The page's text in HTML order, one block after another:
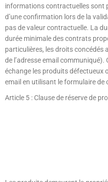
informations contractuelles sont
d’une confirmation lors de la
pas de valeur contractuelle. La
durée minimale des contrats
particulières, les droits concédés
de l’adresse email
échange les produits défectueux
email en utilisant le formulaire de
Article 5 : Clause de réserve de